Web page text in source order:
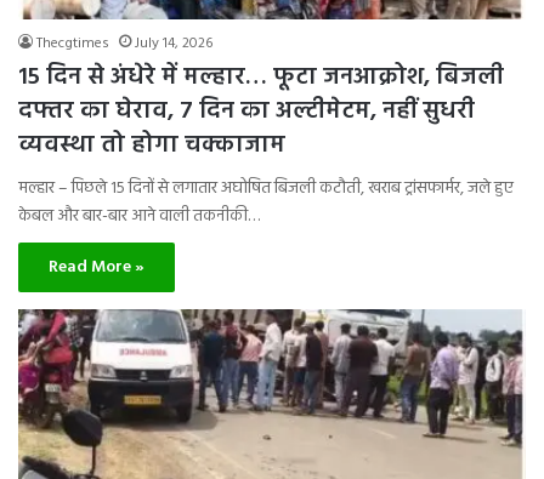
Thecgtimes July 14, 2026
15 दिन से अंधेरे में मल्हार… फूटा जनआक्रोश, बिजली
दफ्तर का घेराव, 7 दिन का अल्टीमेटम, नहीं सुधरी
व्यवस्था तो होगा चक्काजाम
मल्हार – पिछले 15 दिनों से लगातार अघोषित बिजली कटौती, खराब ट्रांसफार्मर, जले हुए
केबल और बार-बार आने वाली तकनीकी…
Read More »